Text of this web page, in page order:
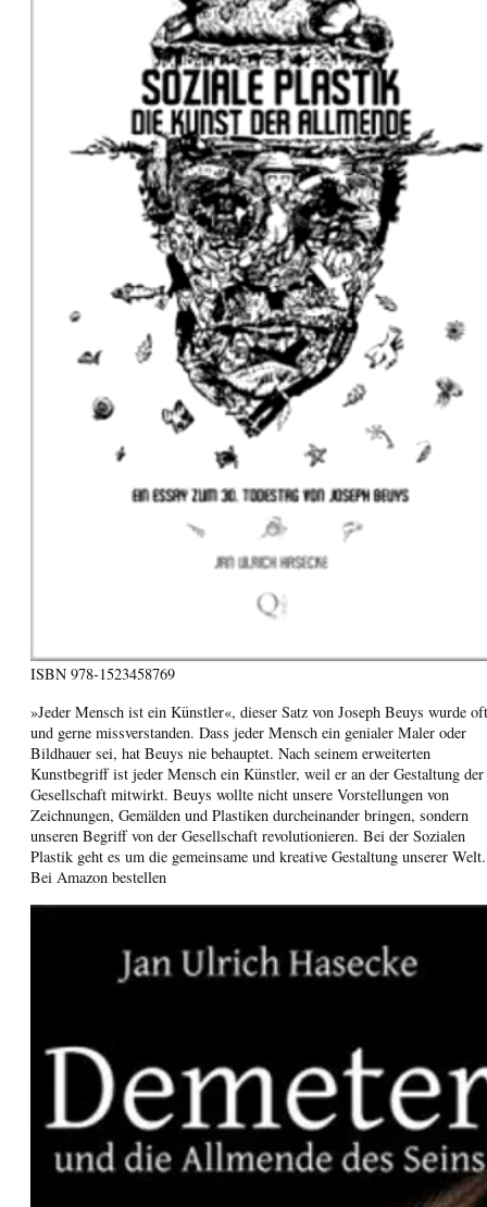
ISBN 978-1523458769
»Jeder Mensch ist ein Künstler«, dieser Satz von Joseph Beuys wurde oft
und gerne missverstanden. Dass jeder Mensch ein genialer Maler oder
Bildhauer sei, hat Beuys nie behauptet. Nach seinem erweiterten
Kunstbegriff ist jeder Mensch ein Künstler, weil er an der Gestaltung der
Gesellschaft mitwirkt. Beuys wollte nicht unsere Vorstellungen von
Zeichnungen, Gemälden und Plastiken durcheinander bringen, sondern
unseren Begriff von der Gesellschaft revolutionieren. Bei der Sozialen
Plastik geht es um die gemeinsame und kreative Gestaltung unserer Welt.
Bei Amazon bestellen